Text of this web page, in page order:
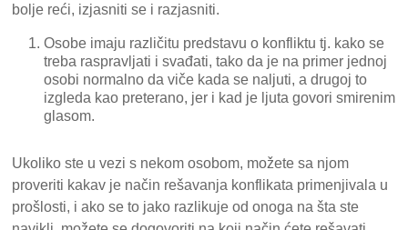
bolje reći, izjasniti se i razjasniti.
Osobe imaju različitu predstavu o konfliktu tj. kako se
treba raspravljati i svađati, tako da je na primer jednoj
osobi normalno da viče kada se naljuti, a drugoj to
izgleda kao preterano, jer i kad je ljuta govori smirenim
glasom.
Ukoliko ste u vezi s nekom osobom, možete sa njom
proveriti kakav je način rešavanja konflikata primenjivala u
prošlosti, i ako se to jako razlikuje od onoga na šta ste